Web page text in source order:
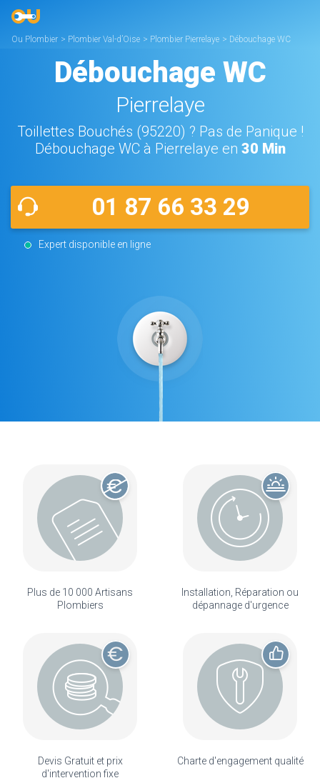
Ou Plombier > Plombier Val-d’Oise > Plombier Pierrelaye > Débouchage WC
Débouchage WC
Pierrelaye
Toillettes Bouchés (95220) ? Pas de Panique !
Débouchage WC à Pierrelaye en 30 Min
01 87 66 33 29
Expert disponible en ligne
Plus de 10 000 Artisans
Plombiers
Installation, Réparation ou
dépannage d'urgence
Devis Gratuit et prix
d'intervention fixe
Charte d'engagement qualité